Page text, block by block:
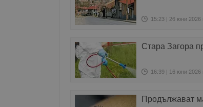
15:23 | 26 юни 2026
Стара Загора
16:39 | 16 юни 2026
Продължават